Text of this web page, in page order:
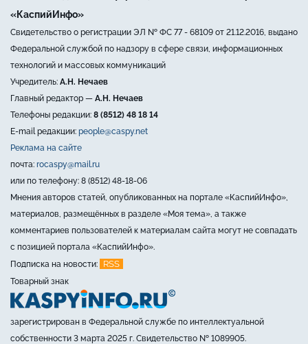
«КаспийИнфо»
Свидетельство о регистрации ЭЛ № ФС 77 - 68109 от 21.12.2016, выдано
Федеральной службой по надзору в сфере связи, информационных
технологий и массовых коммуникаций
Учредитель: А.Н. Нечаев
Главный редактор — А.Н. Нечаев
Телефоны редакции: 8 (8512) 48 18 14
E-mail редакции: people@caspy.net
Реклама на сайте
почта: rocaspy@mail.ru
или по телефону: 8 (8512) 48-18-06
Мнения авторов статей, опубликованных на портале «КаспийИнфо»,
материалов, размещённых в разделе «Моя тема», а также
комментариев пользователей к материалам сайта могут не совпадать
с позицией портала «КаспийИнфо».
Подписка на новости:
RSS
Товарный знак
зарегистрирован в Федеральной службе по интеллектуальной
собственности 3 марта 2025 г. Свидетельство № 1089905.